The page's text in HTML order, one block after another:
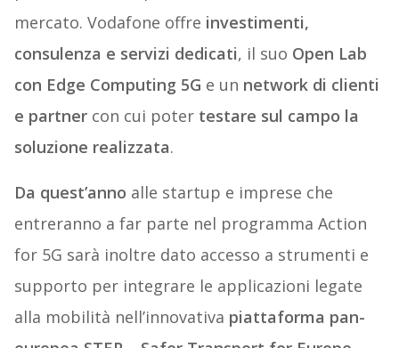
mercato. Vodafone offre investimenti,
consulenza e servizi dedicati, il suo Open Lab
con Edge Computing 5G e un network di clienti
e partnercon cui poter testare sul campo la
soluzione realizzata.
Da quest’anno alle startup e imprese che
entreranno a far parte nel programma Action
for 5G sarà inoltre dato accesso a strumenti e
supporto per integrare le applicazioni legate
alla mobilità nell’innovativa piattaforma pan-